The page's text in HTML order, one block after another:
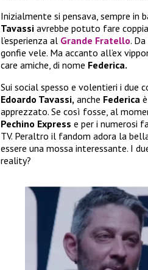
Inizialmente si pensava, sempre in
Tavassi avrebbe potuto fare
l’esperienza al Grande Fratello.
gonfie vele. Ma accanto all’ex
care amiche, di nome Federica.
Sui social spesso e volentieri i
Edoardo Tavassi, anche Federica
apprezzato. Se così fosse, al
Pechino Express e per i numerosi
TV. Peraltro il fandom adora la
essere una mossa interessante. I
reality?